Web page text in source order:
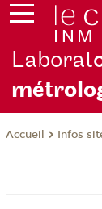
Laborat
métrolo
Accueil Infos